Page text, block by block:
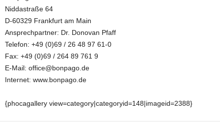
Niddastraße 64
D-60329 Frankfurt am Main
Ansprechpartner: Dr. Donovan Pfaff
Telefon: +49 (0)69 / 26 48 97 61-0
Fax: +49 (0)69 / 264 89 761 9
E-Mail: office@bonpago.de
Internet: www.bonpago.de
{phocagallery view=category|categoryid=148|imageid=2388}